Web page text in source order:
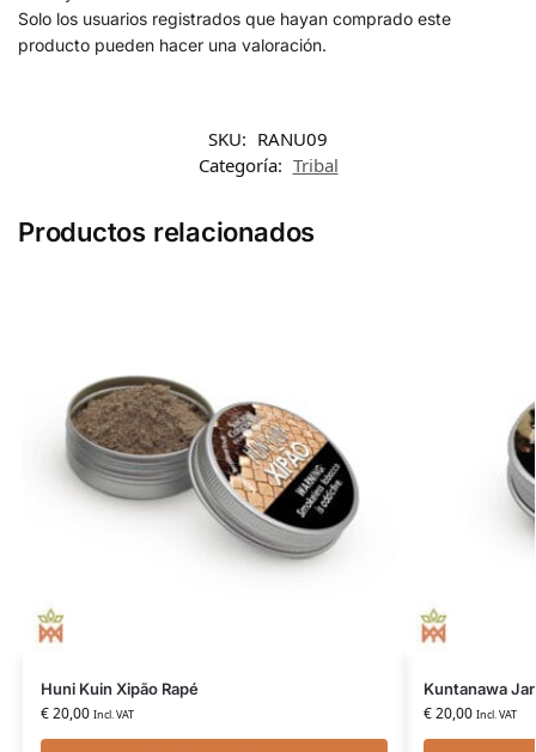
Solo los usuarios registrados que hayan comprado este
producto pueden hacer una valoración.
SKU: RANU09
Categoría: Tribal
Productos relacionados
Huni Kuin Xipão Rapé
€20,00 Incl. VAT
Kuntanawa
€20,00 Incl. VAT